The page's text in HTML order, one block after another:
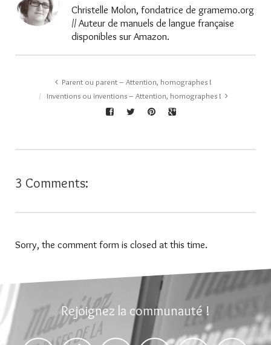
Christelle Molon, fondatrice de gramemo.org
// Auteur de manuels de langue française
disponibles sur Amazon.
Parent ou parent – Attention, homographes !
Inventions ou inventions – Attention, homographes !
3 Comments:
Sorry, the comment form is closed at this time.
Rejoignez la communauté !